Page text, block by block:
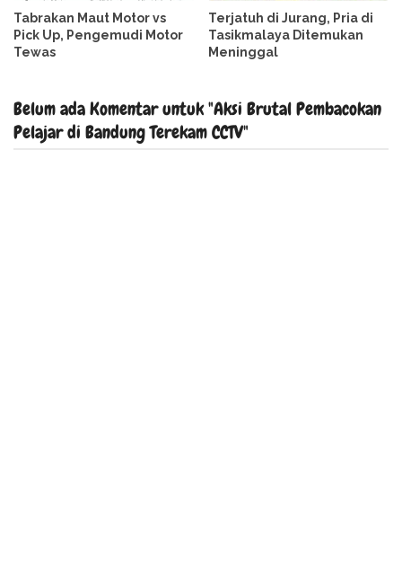
Tabrakan Maut Motor vs
Pick Up, Pengemudi Motor
Tewas
Terjatuh di Jurang, Pria di
Tasikmalaya Ditemukan
Meninggal
Belum ada Komentar untuk "Aksi Brutal Pembacokan
Pelajar di Bandung Terekam CCTV"